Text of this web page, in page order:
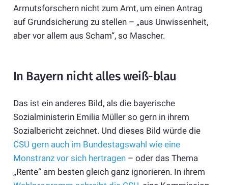
Armutsforschern nicht zum Amt, um einen Antrag
auf Grundsicherung zu stellen – „aus Unwissenheit,
aber vor allem aus Scham“, so Mascher.
In Bayern nicht alles weiß-blau
Das ist ein anderes Bild, als die bayerische
Sozialministerin Emilia Müller so gern in ihrem
Sozialbericht zeichnet. Und dieses Bild würde die
CSU gern auch im Bundestagswahl wie eine
Monstranz vor sich hertragen– oder das Thema
„Rente“ am besten gleich ganz ignorieren. In ihrem